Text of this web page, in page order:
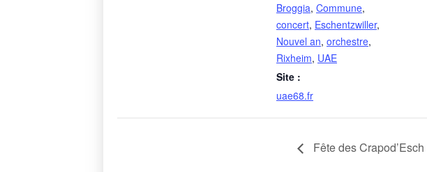
Broggia, Commune,
concert, Eschentzwiller,
Nouvel an, orchestre,
Rixheim, UAE
Site :
uae68.fr
Fête des